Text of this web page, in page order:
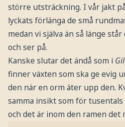
större utsträckning. I vår jakt
lyckats förlänga de små
medan vi själva än så länge
och ser på.
Kanske slutar det ändå som i
finner växten som ska ge evig
den när en orm äter upp den.
samma insikt som för
och det är inom den ramen det